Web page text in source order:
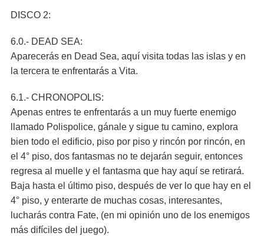
DISCO 2:
6.0.- DEAD SEA:
Aparecerás en Dead Sea, aquí visita todas las islas y en
la tercera te enfrentarás a Vita.
6.1.- CHRONOPOLIS:
Apenas entres te enfrentarás a un muy fuerte enemigo
llamado Polispolice, gánale y sigue tu camino, explora
bien todo el edificio, piso por piso y rincón por rincón, en
el 4° piso, dos fantasmas no te dejarán seguir, entonces
regresa al muelle y el fantasma que hay aquí se retirará.
Baja hasta el último piso, después de ver lo que hay en el
4° piso, y enterarte de muchas cosas, interesantes,
lucharás contra Fate, (en mi opinión uno de los enemigos
más difíciles del juego).